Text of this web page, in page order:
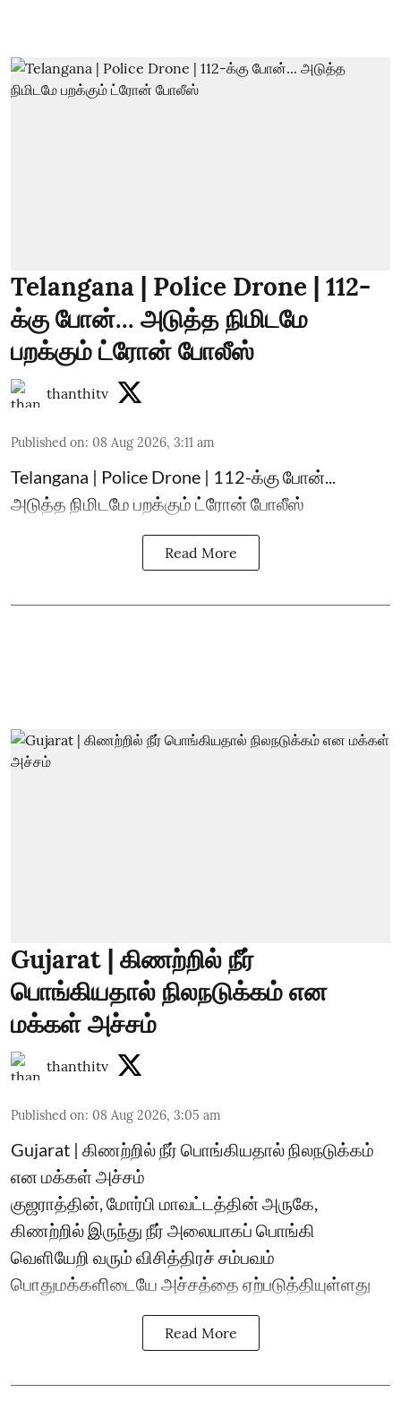
Telangana | Police Drone | 112-
க்கு போன்... அடுத்த நிமிடமே
பறக்கும் ட்ரோன் போலீஸ்
thanthitv
Published on: 08 Aug 2026, 3:11 am
Telangana | Police Drone | 112-க்கு போன்...
அடுத்த நிமிடமே பறக்கும் ட்ரோன் போலீஸ்
Read More
Gujarat | கிணற்றில் நீர்
பொங்கியதால் நிலநடுக்கம் என
மக்கள் அச்சம்
thanthitv
Published on: 08 Aug 2026, 3:05 am
Gujarat | கிணற்றில் நீர் பொங்கியதால் நிலநடுக்கம்
என மக்கள் அச்சம்
குஜராத்தின், மோர்பி மாவட்டத்தின் அருகே,
கிணற்றில் இருந்து நீர் அலையாகப் பொங்கி
வெளியேறி வரும் விசித்திரச் சம்பவம்
பொதுமக்களிடையே அச்சத்தை ஏற்படுத்தியுள்ளது
Read More